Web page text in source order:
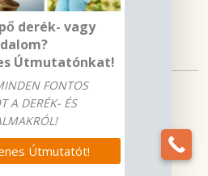
műtét
derék- vagy
Útmutatónkat!
FONTOS
A DERÉK- ÉS
Útmutatót!